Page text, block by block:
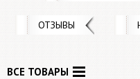
ОТЗЫВЫ
ВСЕ ТОВАРЫ